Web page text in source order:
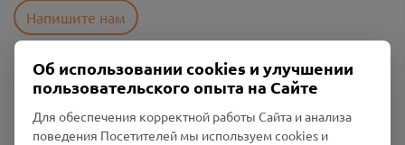
Напишите нам
Пользовательское соглашение
Промо-материалы
Об использовании cookies и улучшении
пользовательского опыта на Сайте
Для обеспечения корректной работы Сайта и анализа
поведения Посетителей мы используем cookies и